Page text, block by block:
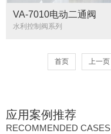
VA-7010电动二通阀
水利控制阀系列
首页 上一页
应用案例推荐
RECOMMENDED CASES